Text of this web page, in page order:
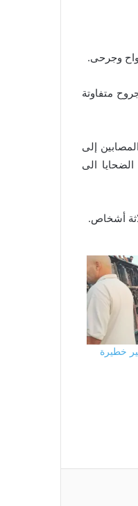
وجرحى.
بجروح متفاوتة
إلى
الى
أشخاص.
خطيرة